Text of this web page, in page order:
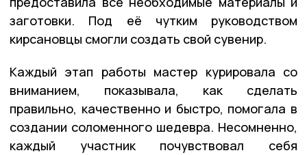
заготовки. Под её чутким руководством
кирсановцы смогли создать свой сувенир.
Каждый этап работы мастер курировала со
вниманием, показывала, как сделать
правильно, качественно и быстро, помогала в
создании соломенного шедевра. Несомненно,
каждый участник почувствовал себя